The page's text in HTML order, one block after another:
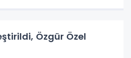
Özgür Özel